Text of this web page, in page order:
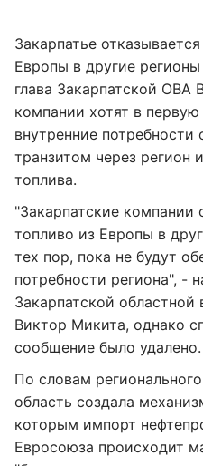
Закарпатье
Европы в другие
глава Закарпатской
компании хотят в
внутренние потребности
транзитом через регион
топлива.
"Закарпатские компании
топливо из Европы в
тех пор, пока не будут
потребности региона", -
Закарпатской
Виктор Микита, однако
сообщение было удалено.
По словам
область создала
которым импорт
Евросоюза происходит